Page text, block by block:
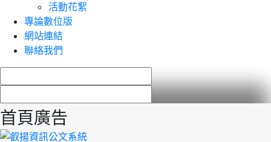
活動花絮
專論數位版
網站連結
聯絡我們
首頁廣告